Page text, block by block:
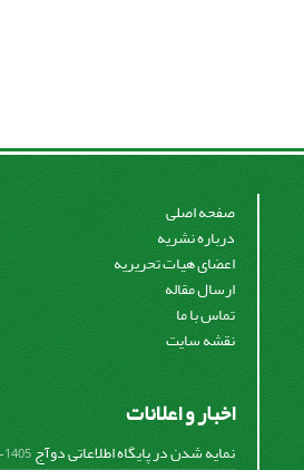
صفحه اصلی
درباره نشریه
اعضای هیات تحریریه
ارسال مقاله
تماس با ما
نقشه سایت
اخبار و اعلانات
نمایه شدن در پایگاه اطلاعاتی دوآج1405-02-09